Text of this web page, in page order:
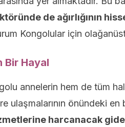
de ağırlığının
Kongolular için
Bir Hayal
annelerin hem de tüm
ulaşmalarının önündeki
harcanacak